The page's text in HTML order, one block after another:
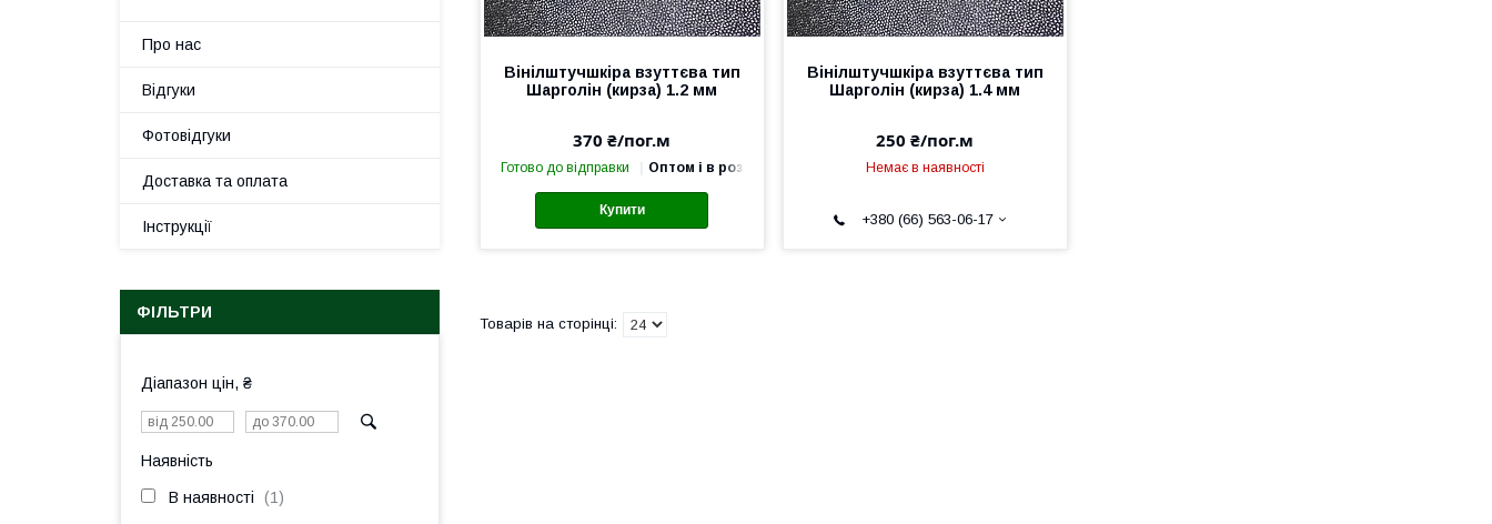
Вінілштучшкіра взуттєва тип
Шарголін (кирза) 1.2 мм
370 ₴/пог.м
Готово до відправки Оптом і в роздріб
Купити
Вінілштучшкіра взуттєва тип
Шарголін (кирза) 1.4 мм
250 ₴/пог.м
Немає в наявності
+380 (66) 563-06-17
Про нас
Відгуки
Фотовідгуки
Доставка та оплата
Інструкції
ФІЛЬТРИ
Діапазон цін, ₴
Наявність
В наявності 1